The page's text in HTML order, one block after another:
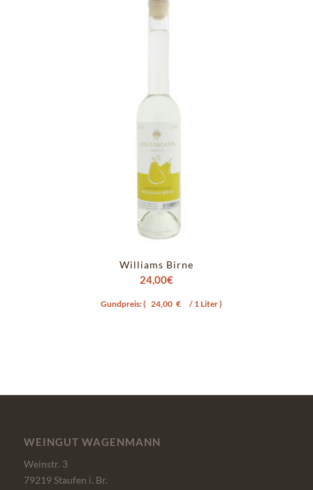
Williams Birne
24,00€
Gundpreis: ( 24,00 € / 1 Liter )
WEINGUT WAGENMANN
Weinstr. 3
79219 Staufen i. Br.